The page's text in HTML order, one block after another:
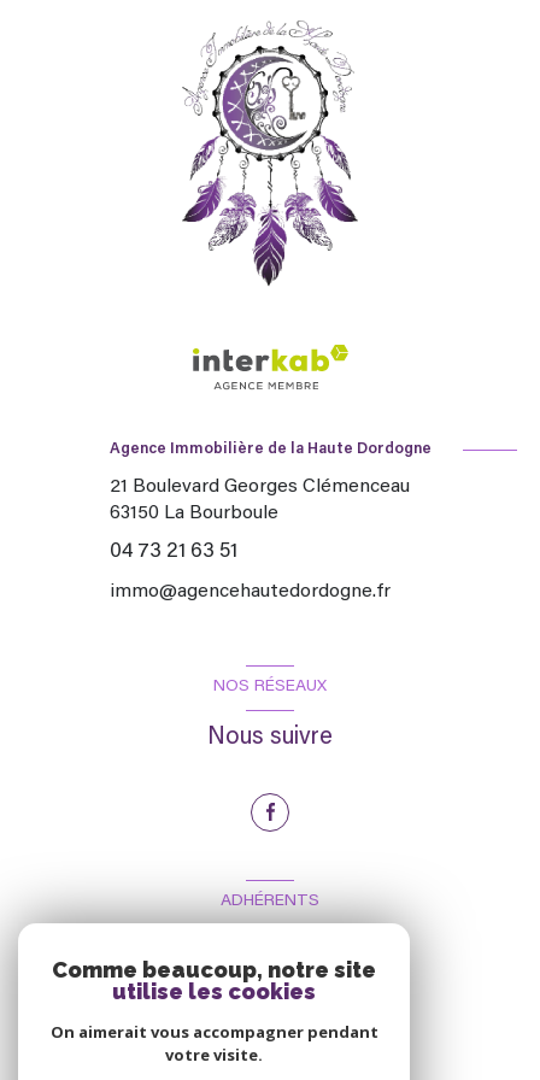
Agence Immobilière de la Haute Dordogne
21 Boulevard Georges Clémenceau
63150 La Bourboule
04 73 21 63 51
immo@agencehautedordogne.fr
NOS RÉSEAUX
Nous suivre
ADHÉRENTS
Comme beaucoup, notre site
utilise les cookies
On aimerait vous accompagner pendant
votre visite.